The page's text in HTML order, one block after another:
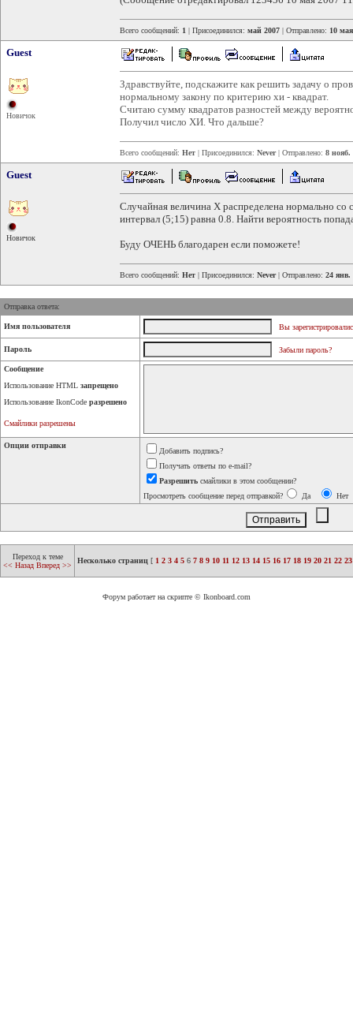
Всего сообщений: 1 | Присоединился: май 2007 | Отправлено: 10
Guest
Новичок
Здравствуйте, подскажите как решить задачу о
нормальному закону по критерию хи - квадрат.
Считаю сумму квадратов разностей между
Получил число ХИ. Что дальше?
Всего сообщений: Нет | Присоединился: Never| Отправлено: 8 нояб.
Guest
Новичок
Случайная величина Х распределена нормально
интервал (5;15) равна 0.8. Найти вероятность
Буду ОЧЕНЬ благодарен если поможете!
Всего сообщений: Нет | Присоединился: Never| Отправлено: 24 янв.
Отправка ответа:
Имя пользователя Вы
Пароль Забыли пароль?
Сообщение
Использование HTML запрещено
Использование IkonCode разрешено
Смайлики разрешены
Опции отправки
Добавить подпись?
Получать ответы по e-mail?
Разрешить смайлики в этом сообщении?
Просмотреть сообщение перед отправкой?
Да Нет
Переход к теме
<< Назад Вперед >>
Несколько страниц [ 1 2 3 4 5 6 7 8 9 10 11 12 13 14 15 16 17 18 19 20 21 22 23
Форум работает на скрипте © Ikonboard.com